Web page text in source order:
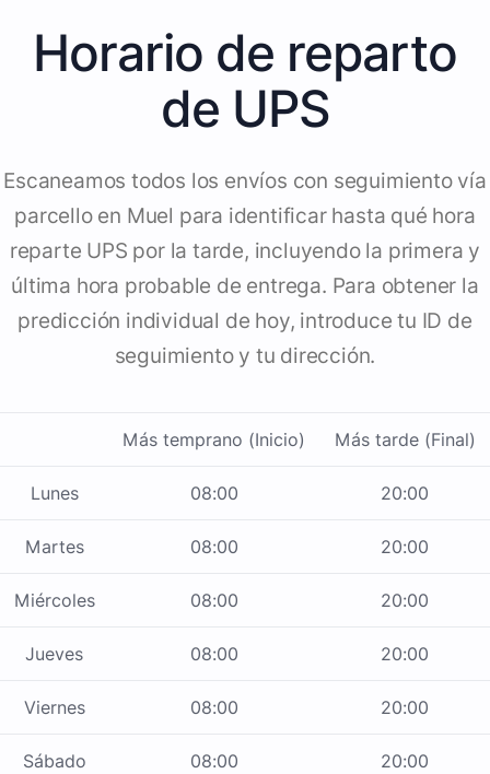
Horario de reparto
de UPS
Escaneamos todos los envíos con seguimiento vía
parcello en Muel para identificar hasta qué hora
reparte UPS por la tarde, incluyendo la primera y
última hora probable de entrega. Para obtener la
predicción individual de hoy, introduce tu ID de
seguimiento y tu dirección.
Más temprano (Inicio) Más tarde (Final)
Lunes 08:00 20:00
Martes 08:00 20:00
Miércoles 08:00 20:00
Jueves 08:00 20:00
Viernes 08:00 20:00
Sábado 08:00 20:00